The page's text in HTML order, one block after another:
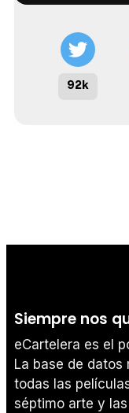
92k
Siempre nos
eCartelera es el
La base de
todas las
séptimo arte y